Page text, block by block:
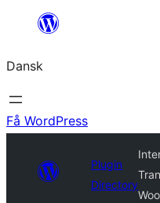
Spring
indhold
Dansk
Få WordPress
Plugin
Directory